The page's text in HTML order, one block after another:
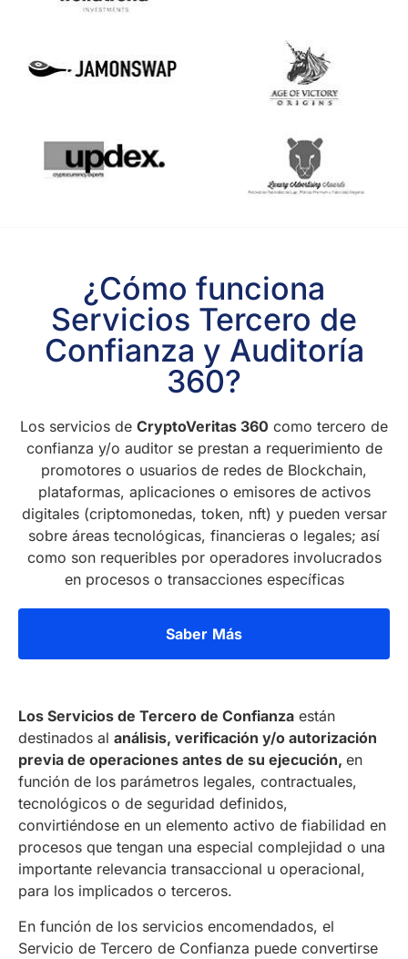
¿Cómo funciona
Servicios Tercero de
Confianza y Auditoría
360?
Los servicios de CryptoVeritas 360 como tercero de
confianza y/o auditor se prestan a requerimiento de
promotores o usuarios de redes de Blockchain,
plataformas, aplicaciones o emisores de activos
digitales (criptomonedas, token, nft) y pueden versar
sobre áreas tecnológicas, financieras o legales; así
como son requeribles por operadores involucrados
en procesos o transacciones específicas
Saber Más
Los Servicios de Tercero de Confianza están
destinados al análisis, verificación y/o autorización
previa de operaciones antes de su ejecución, en
función de los parámetros legales, contractuales,
tecnológicos o de seguridad definidos,
convirtiéndose en un elemento activo de fiabilidad en
procesos que tengan una especial complejidad o una
importante relevancia transaccional u operacional,
para los implicados o terceros.
En función de los servicios encomendados, el
Servicio de Tercero de Confianza puede convertirse